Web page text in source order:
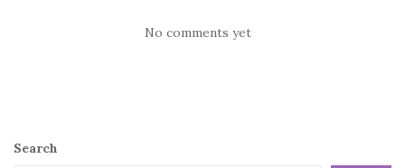
No comments yet
Search